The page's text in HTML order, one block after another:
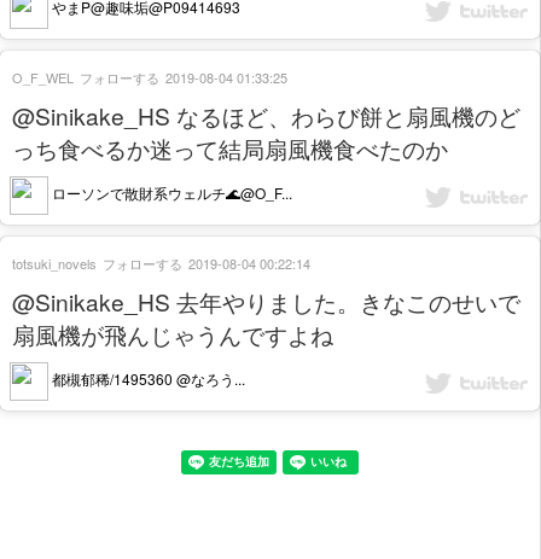
やまP@趣味垢@P09414693
@Sinikake_HS なるほど、わらび餅と扇風機のど
っち食べるか迷って結局扇風機食べたのか
ローソンで散財系ウェルチ🌊@O_F...
O_F_WEL フォローする 2019-08-04 01:33:25
@Sinikake_HS 去年やりました。きなこのせいで
扇風機が飛んじゃうんですよね
都槻郁稀/1495360 @なろう...
totsuki_novels フォローする 2019-08-04 00:22:14